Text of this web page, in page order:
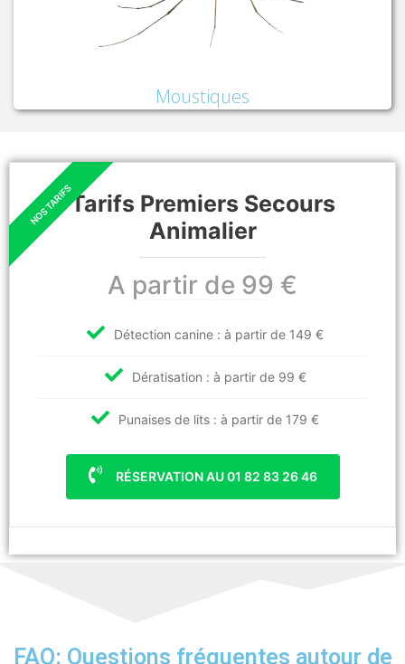
Moustiques
Tarifs Premiers Secours
Animalier
A partir de 99 €
Détection canine : à partir de 149 €
Dératisation : à partir de 99 €
Punaises de lits : à partir de 179 €
RÉSERVATION AU 01 82 83 26 46
FAQ: Questions fréquentes autour de